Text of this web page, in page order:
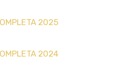
2025
2024